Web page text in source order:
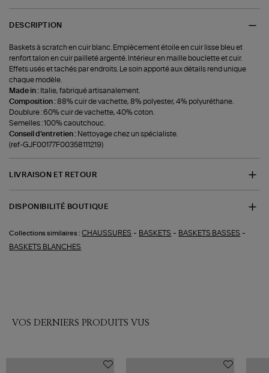
DESCRIPTION
Baskets à scratch en cuir blanc. Empiècement étoile en cuir lisse bleu et
renfort talon en cuir pailleté argenté. Intérieur en maille bouclette et cuir.
Effets usés et tachés par endroits. Le soin apporté aux détails rend unique
chaque modèle.
Made in : Italie, fabriqué artisanalement.
Composition :88% cuir de vachette, 8% polyester, 4% polyuréthane.
Doublure : 60% cuir de vachette, 40% coton.
Semelles : 100% caoutchouc.
Conseil d'entretien : Nettoyage chez un spécialiste.
(ref-GJF00177F00358111219)
LIVRAISON ET RETOUR
DISPONIBILITÉ BOUTIQUE
Collections similaires : CHAUSSURES - BASKETS - BASKETS BASSES -
BASKETS BLANCHES
VOS DERNIERS PRODUITS VUS